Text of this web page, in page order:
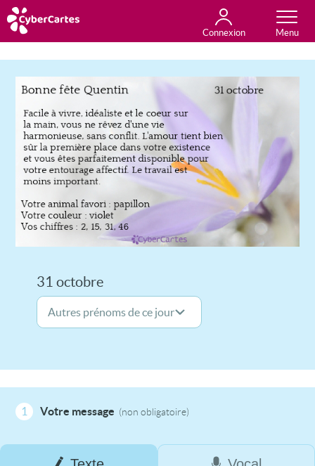
Connexion
Anniversaire
Fête du jour
Amour
Amitié
Merci
Toutes les cartes
31 octobre
1 Votre message (non obligatoire)